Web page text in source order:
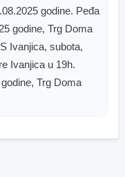
godine. Peđa
godine, Trg Doma
Ivanjica, subota,
Ivanjica u 19h.
Trg Doma